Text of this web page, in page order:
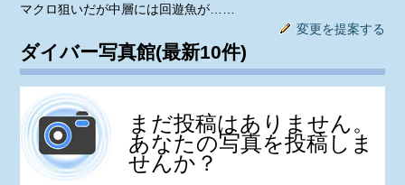
マクロ狙いだが中層には回遊魚が……
変更を提案する
ダイバー写真館(最新10件)
まだ投稿はありません。
あなたの写真を投稿しま
せんか？